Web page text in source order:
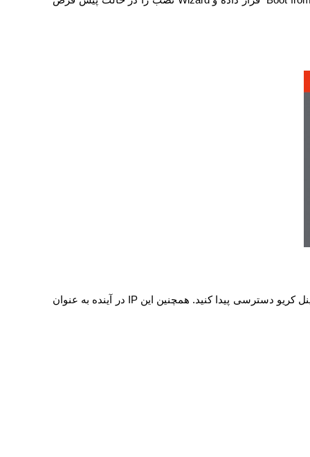
کریو دسترسی پیدا کنید. همچنین اینIP در آینده به عنوان